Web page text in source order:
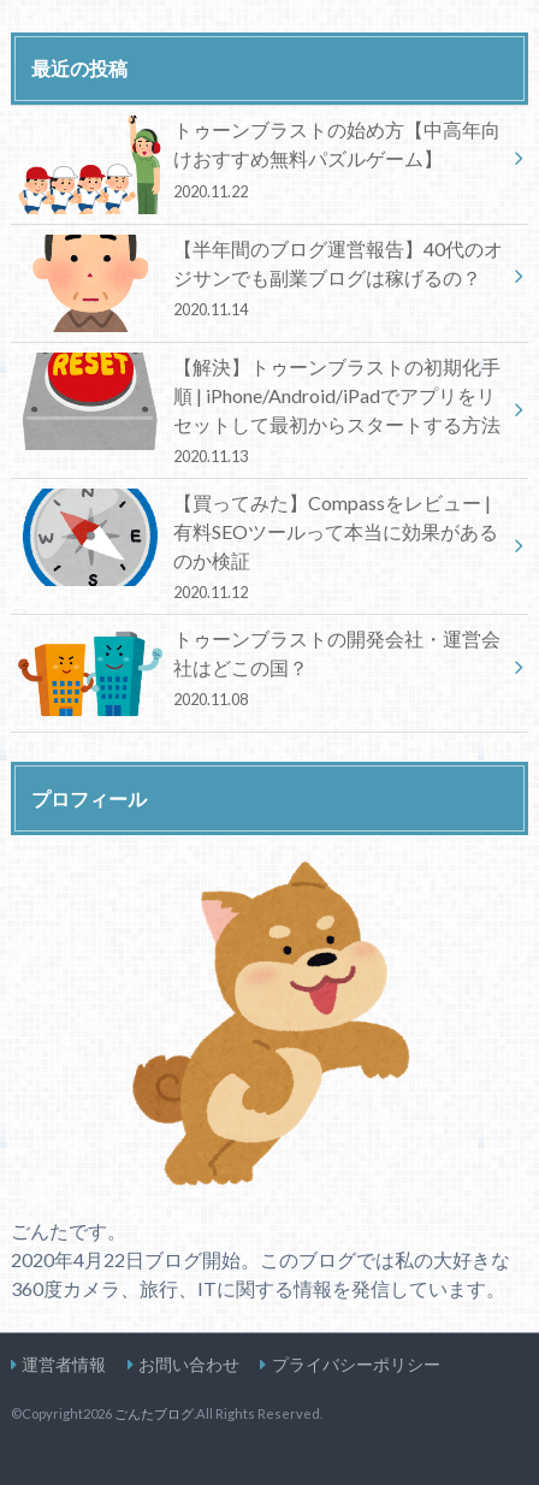
最近の投稿
トゥーンブラストの始め方【中高年向
けおすすめ無料パズルゲーム】
2020.11.22
【半年間のブログ運営報告】40代のオ
ジサンでも副業ブログは稼げるの？
2020.11.14
【解決】トゥーンブラストの初期化手
順 | iPhone/Android/iPadでアプリをリ
セットして最初からスタートする方法
2020.11.13
【買ってみた】Compassをレビュー |
有料SEOツールって本当に効果がある
のか検証
2020.11.12
トゥーンブラストの開発会社・運営会
社はどこの国？
2020.11.08
プロフィール
ごんたです。
2020年4月22日ブログ開始。このブログでは私の大好きな
360度カメラ、旅行、ITに関する情報を発信しています。
運営者情報 お問い合わせ プライバシーポリシー
©Copyright2026 ごんたブログ.All Rights Reserved.